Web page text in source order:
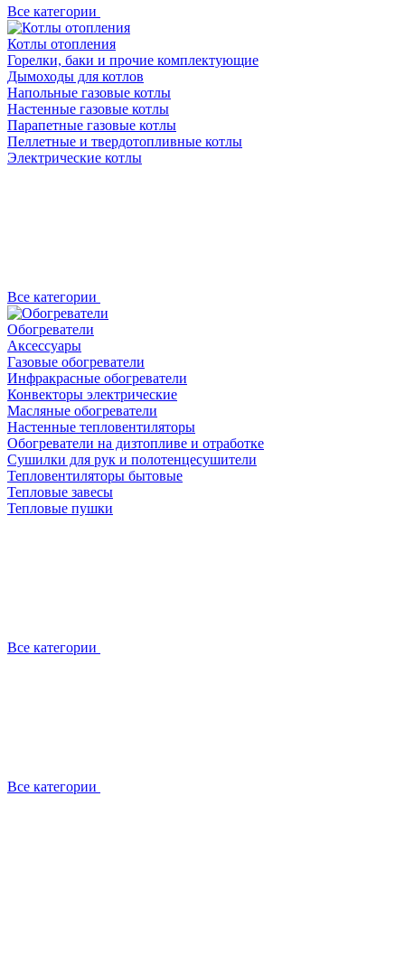
Все категории
Котлы отопления
Горелки, баки и прочие комплектующие
Дымоходы для котлов
Напольные газовые котлы
Настенные газовые котлы
Парапетные газовые котлы
Пеллетные и твердотопливные котлы
Электрические котлы
Все категории
Обогреватели
Аксессуары
Газовые обогреватели
Инфракрасные обогреватели
Конвекторы электрические
Масляные обогреватели
Настенные тепловентиляторы
Обогреватели на дизтопливе и отработке
Сушилки для рук и полотенцесушители
Тепловентиляторы бытовые
Тепловые завесы
Тепловые пушки
Все категории
Все категории